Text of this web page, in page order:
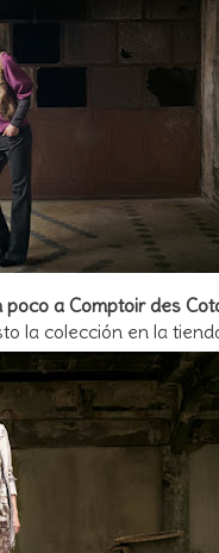
a Comptoir des
la colección en la